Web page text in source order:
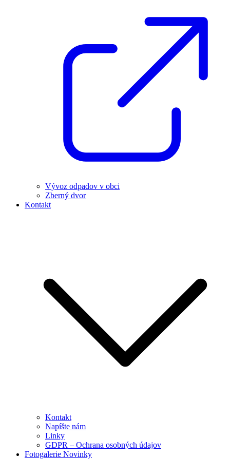
Vývoz odpadov v obci
Zberný dvor
Kontakt
Kontakt
Napíšte nám
Linky
GDPR – Ochrana osobných údajov
Fotogalerie Novinky